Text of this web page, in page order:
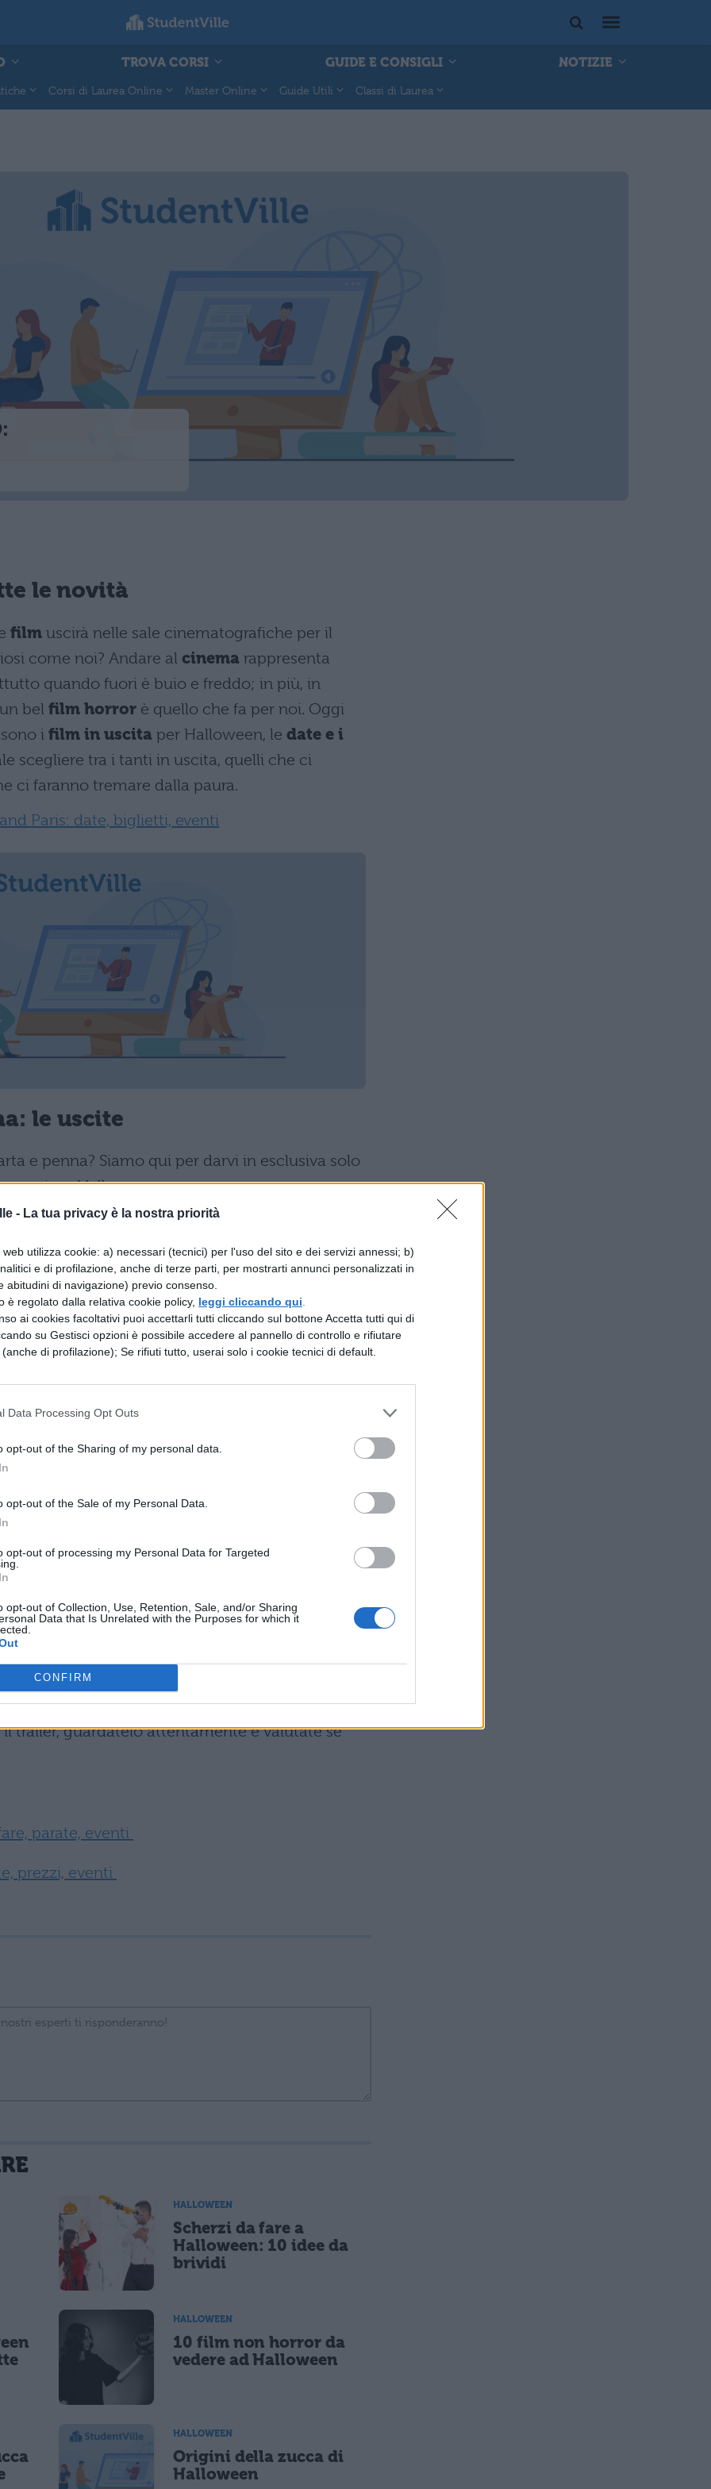
- La tua privacy è la nostra priorità
utilizza cookie: a) necessari (tecnici) per l'uso del sito e dei servizi annessi; b)
e di profilazione, anche di terze parti, per mostrarti annunci personalizzati in
abitudini di navigazione) previo consenso.
è regolato dalla relativa cookie policy, leggi cliccando qui
ai cookies facoltativi puoi accettarli tutti cliccando sul bottone Accetta tutti qui di
su Gestisci opzioni è possibile accedere al pannello di controllo e rifiutare
di profilazione); Se rifiuti tutto, userai solo i cookie tecnici di default.
Data Processing Opt Outs
opt-out of the Sharing of my personal data.
opt-out of the Sale of my Personal Data.
opt-out of processing my Personal Data for Targeted
opt-out of Collection, Use, Retention, Sale, and/or Sharing
Data that Is Unrelated with the Purposes for which it
CONFIRM
TROVA CORSI GUIDE E CONSIGLI
NOTIZIE
Corsi di Laurea Online Master Online Guide Utili Classi di Laurea
le novità
film uscirà nelle sale cinematografiche per il
come noi? Andare al cinema rappresenta
quando fuori è buio e freddo; in più, in
bel film horror è quello che fa per noi. Oggi
i film in uscita per Halloween, le date e i
scegliere tra i tanti in uscita, quelli che ci
ci faranno tremare dalla paura.
Paris: date, biglietti, eventi
le uscite
e penna? Siamo qui per darvi in esclusiva solo
prossimo Halloween.
film di Tim Miller, con Arnold
Davis, Diego Boneta, Gabriel Luna in
un film di Mike Flanagan. Con Ewan
Lumbly, Alex Essoe, Zackary Momoh, tratto dal
2013 “Doctor Sleep” in uscita il 31 ottobre;
Finn Wolfhard, Nick Kroll in uscita il 31
della famiglia in una versione nuova;
Esposito, Sara Ciocca, Leone Riva, una
il 31 ottobre;
: Un film di Teona Strugar Mitevska. Con Zorica
Suad Begovski, Simeon Moni Damevski in
cosa che si guarda è il trailer. Perché lo si fa?
il riassunto di cosa andremo a vedere, di cosa c’è
trailer sono talmente belli che superano, a
uno dei film che vi abbiamo elencato è di
trailer, guardatelo attentamente e valutate se
parate, eventi
prezzi, eventi
cookie salvi i tuoi dati (nome, email) per il prossimo commento.
di marketing diretto con modalità automatizzate o tradizionali
HALLOWEEN
Scherzi da fare a
Halloween: 10 idee da
brividi
HALLOWEEN
10 film non horror da
vedere ad Halloween
HALLOWEEN
Origini della zucca di
Halloween